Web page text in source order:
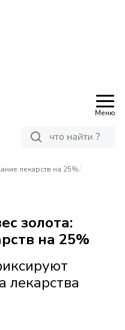
Меню
лекарств на 25%/
золота:
на 25%
лекарства